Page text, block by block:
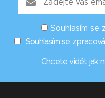
Souhlasím se
Souhlasím se
Chcete vidět jak